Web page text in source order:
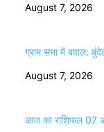
August 7, 2026
ग्राम सभा में बवाल:
August 7, 2026
आज का राशिफल 07